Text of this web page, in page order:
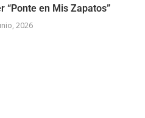
“Ponte en Mis Zapatos”
2026